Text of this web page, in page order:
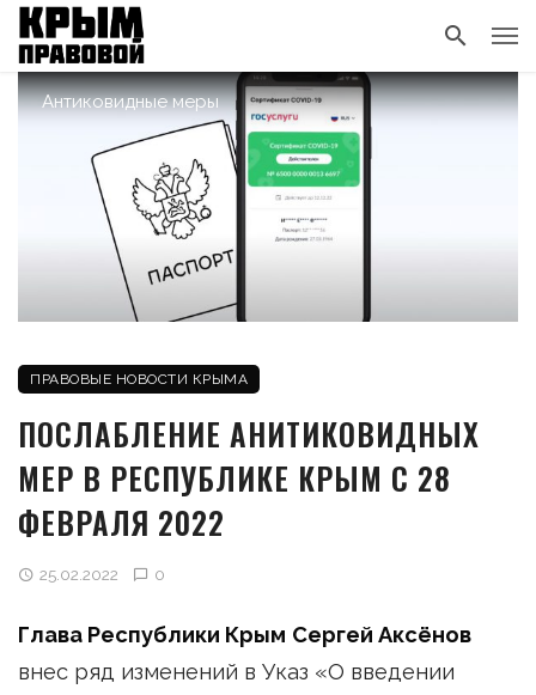
Антиковидные меры
ПРАВОВЫЕ НОВОСТИ КРЫМА
ПОСЛАБЛЕНИЕ АНИТИКОВИДНЫХ
МЕР В РЕСПУБЛИКЕ КРЫМ С 28
ФЕВРАЛЯ 2022
25.02.2022 0
Глава Республики Крым Сергей Аксёнов
внес ряд изменений в Указ «О введении